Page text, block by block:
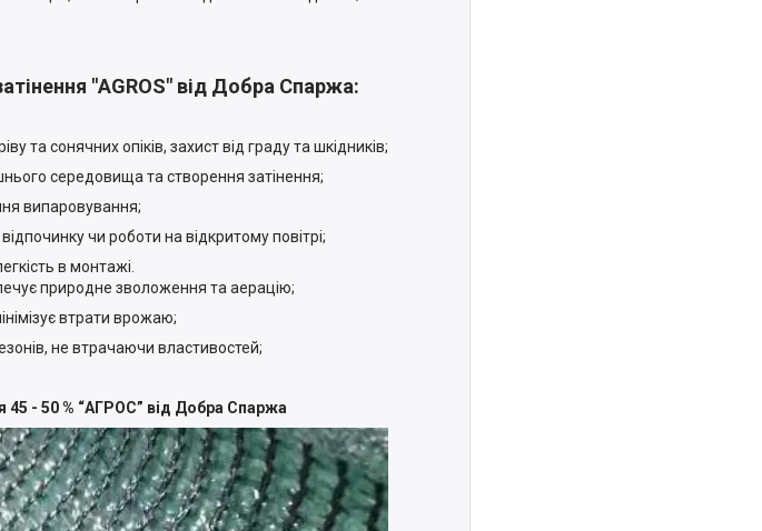
"AGROS" від Добра Спаржа:
та сонячних опіків, захист від граду та шкідників;
середовища та створення затінення;
випаровування;
чи роботи на відкритому повітрі;
в монтажі.
природне зволоження та аерацію;
втрати врожаю;
не втрачаючи властивостей;
45 - 50 % “AГРОС” від Добра Спаржа